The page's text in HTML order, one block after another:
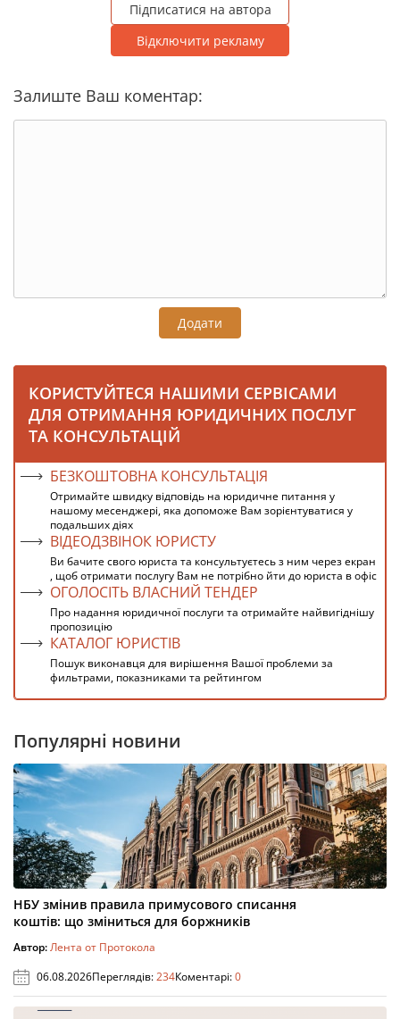
Підписатися на автора
Відключити рекламу
Залиште Ваш коментар:
Додати
КОРИСТУЙТЕСЯ НАШИМИ СЕРВІСАМИ
ДЛЯ ОТРИМАННЯ ЮРИДИЧНИХ ПОСЛУГ
ТА КОНСУЛЬТАЦІЙ
БЕЗКОШТОВНА КОНСУЛЬТАЦІЯ
Отримайте швидку відповідь на юридичне питання у
нашому месенджері, яка допоможе Вам зорієнтуватися у
подальших діях
ВІДЕОДЗВІНОК ЮРИСТУ
Ви бачите свого юриста та консультуєтесь з ним через екран
, щоб отримати послугу Вам не потрібно йти до юриста в офіс
ОГОЛОСІТЬ ВЛАСНИЙ ТЕНДЕР
Про надання юридичної послуги та отримайте найвигіднішу
пропозицію
КАТАЛОГ ЮРИСТІВ
Пошук виконавця для вирішення Вашої проблеми за
фильтрами, показниками та рейтингом
Популярні новини
НБУ змінив правила примусового списання
коштів: що зміниться для боржників
Автор:Лента от Протокола
06.08.2026Переглядів:234Коментарі:0